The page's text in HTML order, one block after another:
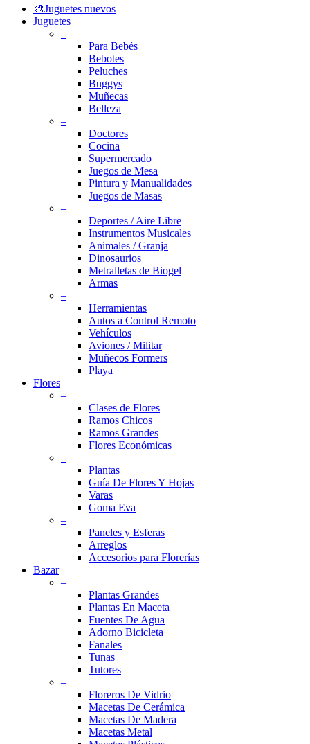
Close
Menu
🎨Juguetes nuevos
Juguetes
–
Para Bebés
Bebotes
Peluches
Buggys
Muñecas
Belleza
–
Doctores
Cocina
Supermercado
Juegos de Mesa
Pintura y Manualidades
Juegos de Masas
–
Deportes / Aire Libre
Instrumentos Musicales
Animales / Granja
Dinosaurios
Metralletas de Biogel
Armas
–
Herramientas
Autos a Control Remoto
Vehículos
Aviones / Militar
Muñecos Formers
Playa
Flores
–
Clases de Flores
Ramos Chicos
Ramos Grandes
Flores Económicas
–
Plantas
Guía De Flores Y Hojas
Varas
Goma Eva
–
Paneles y Esferas
Arreglos
Accesorios para Florerías
Bazar
–
Plantas Grandes
Plantas En Maceta
Fuentes De Agua
Adorno Bicicleta
Fanales
Tunas
Tutores
–
Floreros De Vidrio
Macetas De Cerámica
Macetas De Madera
Macetas Metal